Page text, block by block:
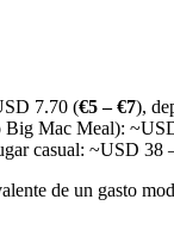
7.70 (€5 – €7),
Big Mac Meal):
casual: ~USD 38
de un gasto